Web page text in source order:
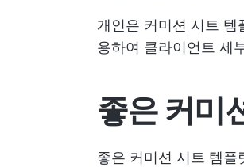
개인은 커미션 시트
용하여 클라이언트 세
좋은 커미
좋은 커미션 시트 템